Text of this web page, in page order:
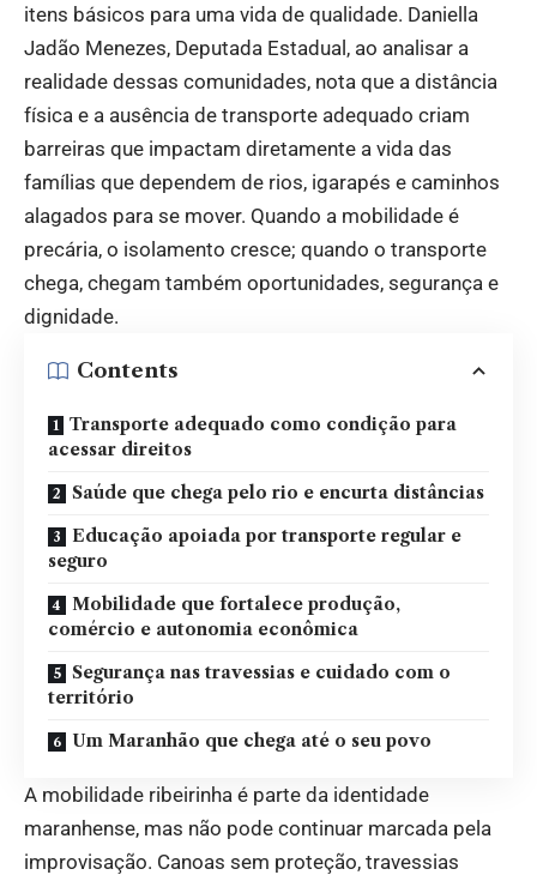
itens básicos para uma vida de qualidade. Daniella
Jadão Menezes, Deputada Estadual, ao analisar a
realidade dessas comunidades, nota que a distância
física e a ausência de transporte adequado criam
barreiras que impactam diretamente a vida das
famílias que dependem de rios, igarapés e caminhos
alagados para se mover. Quando a mobilidade é
precária, o isolamento cresce; quando o transporte
chega, chegam também oportunidades, segurança e
dignidade.
Contents
Transporte adequado como condição para
acessar direitos
Saúde que chega pelo rio e encurta distâncias
Educação apoiada por transporte regular e
seguro
Mobilidade que fortalece produção,
comércio e autonomia econômica
Segurança nas travessias e cuidado com o
território
Um Maranhão que chega até o seu povo
A mobilidade ribeirinha é parte da identidade
maranhense, mas não pode continuar marcada pela
improvisação. Canoas sem proteção, travessias